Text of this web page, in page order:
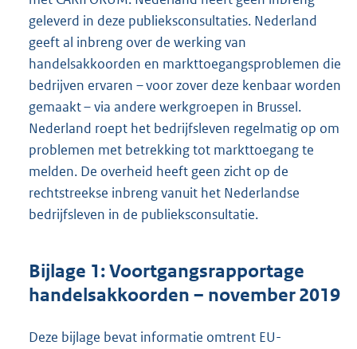
geleverd in deze publieksconsultaties. Nederland
geeft al inbreng over de werking van
handelsakkoorden en markttoegangsproblemen die
bedrijven ervaren – voor zover deze kenbaar worden
gemaakt – via andere werkgroepen in Brussel.
Nederland roept het bedrijfsleven regelmatig op om
problemen met betrekking tot markttoegang te
melden. De overheid heeft geen zicht op de
rechtstreekse inbreng vanuit het Nederlandse
bedrijfsleven in de publieksconsultatie.
Bijlage 1: Voortgangsrapportage
handelsakkoorden – november 2019
Deze bijlage bevat informatie omtrent EU-